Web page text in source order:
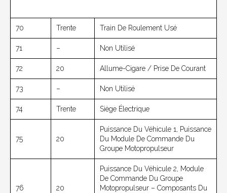
70 Trente Train De Roulement Usé
71 – Non Utilisé
72 20 Allume-Cigare / Prise De Courant
73 – Non Utilisé
74 Trente Siège Électrique
75 20
Puissance Du Véhicule 1, Puissance
Du Module De Commande Du
Groupe Motopropulseur
76 20
Puissance Du Véhicule 2, Module
De Commande Du Groupe
Motopropulseur – Composants Du